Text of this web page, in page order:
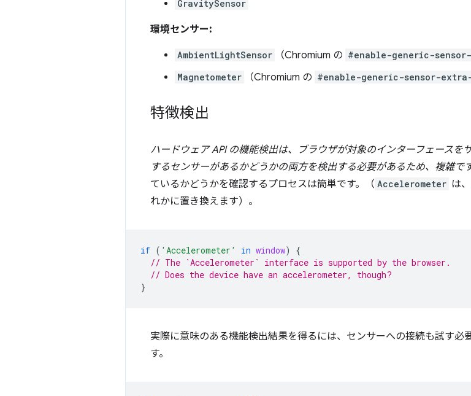
GravitySensor
環境センサー:
AmbientLightSensor （Chromium の #enable-generic-
Magnetometer （Chromium の #enable-generic-sensor-
特徴検出
ハードウェア API の機能検出は、ブラウザが対象のインターフェースを
するセンサーがあるかどうかの両方を検出する必要があるため、複雑です
ているかどうかを確認するプロセスは簡単です。（ Accelerometer は、
れかに置き換えます）。
if ( 'Accelerometer' in window)
{
// The `Accelerometer` interface is supported by the browser.
// Does the device have an accelerometer, though?
}
実際に意味のある機能検出結果を得るには、センサーへの接続も試す必
す。